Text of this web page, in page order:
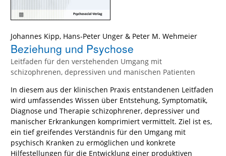
Johannes Kipp, Hans-Peter Unger & Peter M. Wehmeier
Beziehung und Psychose
Leitfaden für den verstehenden Umgang mit
schizophrenen, depressiven und manischen Patienten
In diesem aus der klinischen Praxis entstandenen Leitfaden
wird umfassendes Wissen über Entstehung, Symptomatik,
Diagnose und Therapie schizophrener, depressiver und
manischer Erkrankungen komprimiert vermittelt. Ziel ist es,
ein tief greifendes Verständnis für den Umgang mit
psychisch Kranken zu ermöglichen und konkrete
Hilfestellungen für die Entwicklung einer produktiven